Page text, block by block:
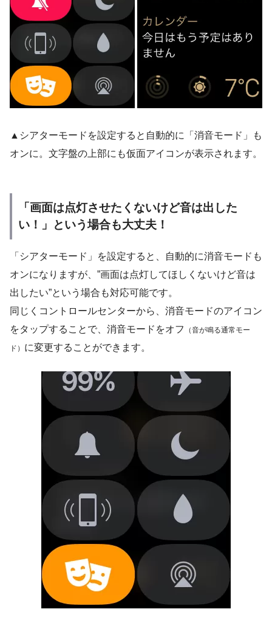
▲シアターモードを設定すると自動的に「消音モード」も
オンに。文字盤の上部にも仮面アイコンが表示されます。
「画面は点灯させたくないけど音は出した
い！」という場合も大丈夫！
「シアターモード」を設定すると、自動的に消音モードも
オンになりますが、”画面は点灯してほしくないけど音は
出したい”という場合も対応可能です。
同じくコントロールセンターから、消音モードのアイコン
をタップすることで、消音モードをオフ
（音が鳴る通常モー
ド） に変更することができます。